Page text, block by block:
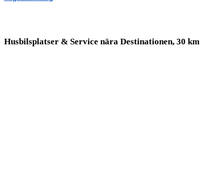
Husbilsplatser & Service nära Destinationen, 30 km